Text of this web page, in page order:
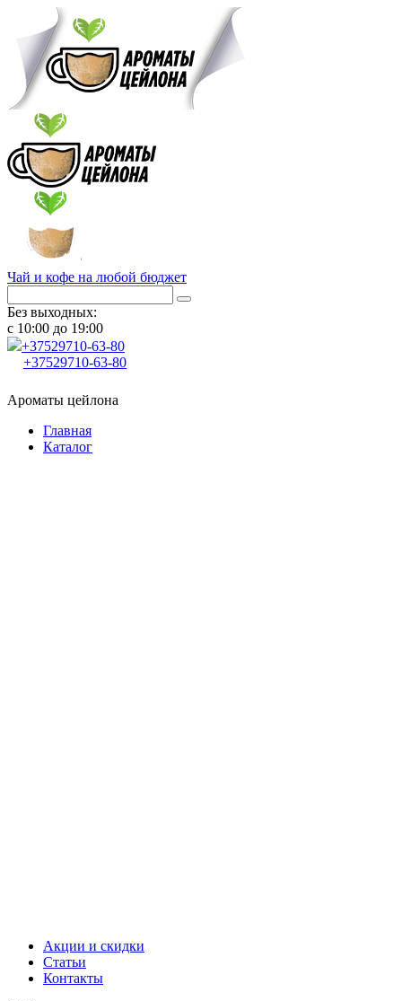
Чай и кофе на любой бюджет
Без выходных:
с 10:00 до 19:00
+37529710-63-80
+37529710-63-80
Ароматы цейлона
Главная
Каталог
Акции и скидки
Статьи
Контакты